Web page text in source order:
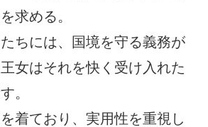
求める。
ちには、国境を守る義務が
女はそれを快く受け入れた
。
着ており、実用性を重視し